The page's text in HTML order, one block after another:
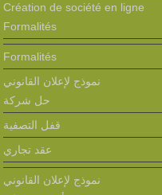
Création de société en ligne
Formalités
Formalités
نموذج لإعلان القانوني
حل شركة
قفل التصفية
عقد تجاري
نموذج لإعلان القانوني